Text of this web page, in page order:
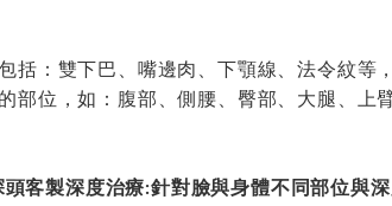
括：雙下巴、嘴邊肉、下顎線、法令紋等
部位，如：腹部、側腰、臀部、大腿、
客製深度治療:針對臉與身體不同部位與